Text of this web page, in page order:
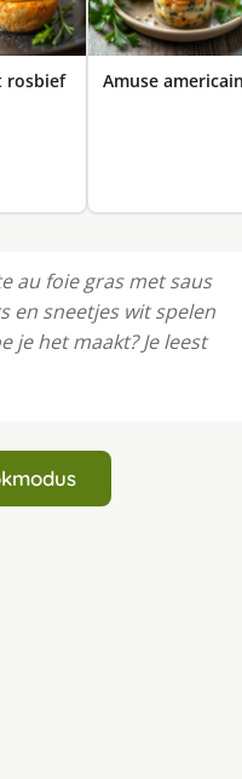
rosbief Amuse
au foie gras met saus
en sneetjes wit spelen
je het maakt? Je leest